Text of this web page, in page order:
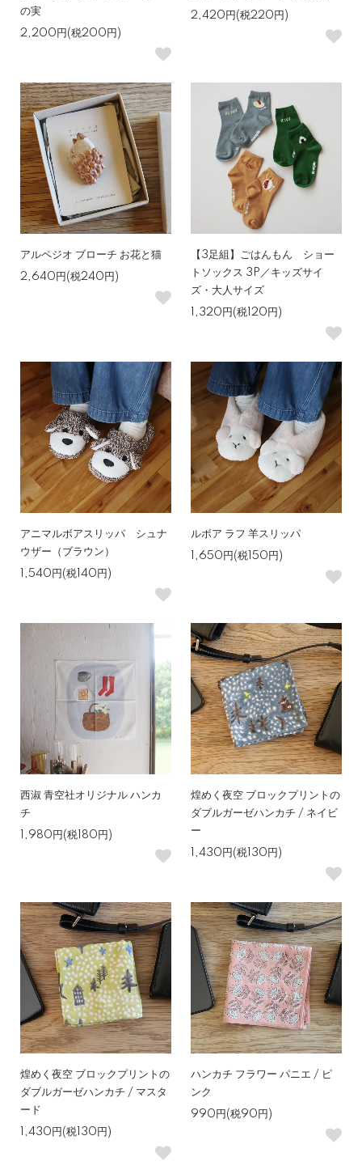
の実
2,200円(税200円)
2,420円(税220円)
アルペジオ ブローチ お花と猫
2,640円(税240円)
【3足組】ごはんもん ショー
トソックス 3P／キッズサイ
ズ・大人サイズ
1,320円(税120円)
アニマルボアスリッパ シュナ
ウザー（ブラウン）
1,540円(税140円)
ルボア ラフ 羊スリッパ
1,650円(税150円)
西淑 青空社オリジナル ハンカ
チ
1,980円(税180円)
煌めく夜空 ブロックプリントの
ダブルガーゼハンカチ / ネイビ
ー
1,430円(税130円)
煌めく夜空 ブロックプリントの
ダブルガーゼハンカチ / マスタ
ード
1,430円(税130円)
ハンカチ フラワー パニエ / ピ
ンク
990円(税90円)